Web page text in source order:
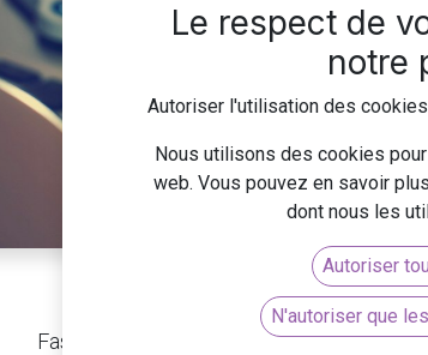
​Fastmag et Odoo représentent deux
Le respect de
notre
Autoriser l'utilisation des
Nous utilisons des cookies
web. Vous pouvez en savoir
dont nous les
Autoriser
N'autoriser que